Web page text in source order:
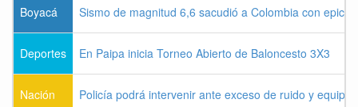
Boyacá Sismo de magnitud 6,6 sacudió a Colombia con
Deportes En Paipa inicia Torneo Abierto de Baloncesto 3X3
Nación Policía podrá intervenir ante exceso de ruido y